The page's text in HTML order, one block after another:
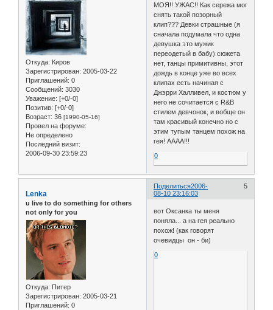
Откуда: Киров
Зарегистрирован: 2005-03-22
Приглашений: 0
Сообщений: 3030
Уважение: [+0/-0]
Позитив: [+0/-0]
Возраст: 36 [1990-05-16]
Провел на форуме:
Не определено
Последний визит:
2006-09-30 23:59:23
МОЯ!! УЖАС!! Как сережа мог
снять такой позорный
клип??? Девки страшные (я
сначала подумала что одна
девушка это мужик
переодетый в бабу) сюжета
нет, танцы примитивны, этот
дождь в конце уже во всех
клипах есть начиная с
Джэрри Халливел, и костюм у
него не сочитается с R&B
стилем девчонок, и вобще он
там красивый конечно но с
этим тупым танцем похож на
гея! АААА!!!
0
Поделиться 5
2006-
08-10 23:16:03
Lenka
u live to do something for others
not only for you
Откуда: Питер
Зарегистрирован: 2005-03-21
Приглашений: 0
вот Оксанка ты меня
поняла... а на гея реально
похож! (как говорят
очевидцы он - би)
0